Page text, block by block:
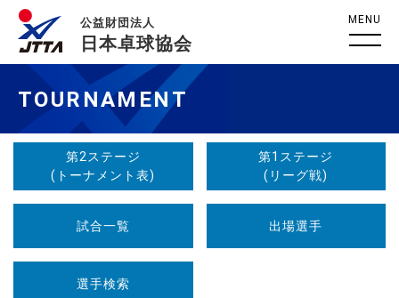
公益財団法人
日本卓球協会
MENU
TOURNAMENT
第2ステージ
(トーナメント表)
第1ステージ
(リーグ戦)
試合一覧 出場選手
選手検索